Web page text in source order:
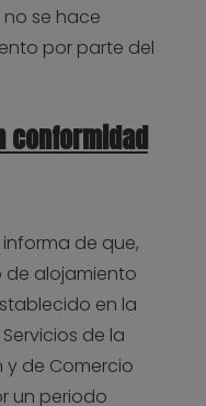
no se hace
por parte del
conformidad
de que,
de alojamiento
en la
de la
de Comercio
un periodo